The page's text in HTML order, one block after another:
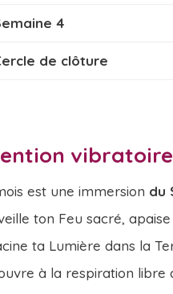
4
de clôture
vibratoire
est une immersion du
ton Feu sacré,
ta Lumière dans la
à la respiration libre